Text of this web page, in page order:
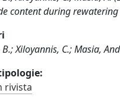
content during rewatering
Xiloyannis, C.; Masia,
rivista